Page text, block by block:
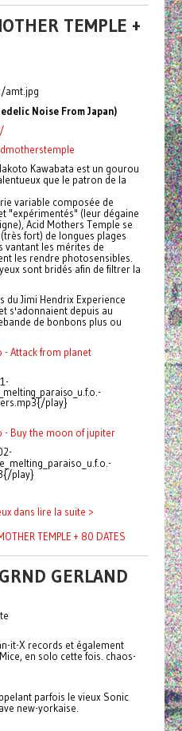
TEMPLE +
Noise From Japan)
Kawabata est un gourou
que le patron de la
variable composée de
"expérimentés" (leur dégaine
Acid Mothers Temple se
fort) de longues plages
vantant les mérites de
les rendre photosensibles.
sont bridés afin de filtrer la
du Jimi Hendrix Experience
s'adonnaient depuis au
de bonbons plus ou
- Attack from planet
play}
- Buy the moon of jupiter
play}
dans lire la suite >
TEMPLE + 80 DATES
GERLAND
it-X records et également
en solo cette fois. chaos-
parfois le vieux Sonic
new-yorkaise.